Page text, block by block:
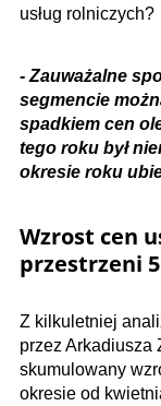
usług rolniczych?
- Zauważalne
segmencie
spadkiem cen
tego roku był
okresie roku
Wzrost cen
przestrzeni
Z kilkuletniej
przez Arkadiusza
skumulowany
okresie od